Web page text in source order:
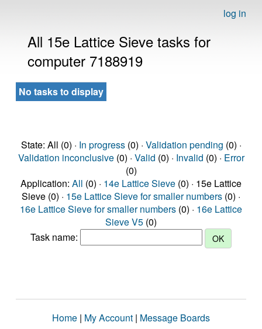
log in
All 15e Lattice Sieve tasks for
computer 7188919
No tasks to display
State: All (0) · In progress(0) · Validation pending (0) ·
Validation inconclusive(0) · Valid (0) · Invalid (0) · Error
(0)
Application: All (0) · 14e Lattice Sieve (0) · 15e Lattice
Sieve (0) · 15e Lattice Sieve for smaller numbers (0) ·
16e Lattice Sieve for smaller numbers (0) · 16e Lattice
Sieve V5 (0)
Task name:
Home | My Account | Message Boards